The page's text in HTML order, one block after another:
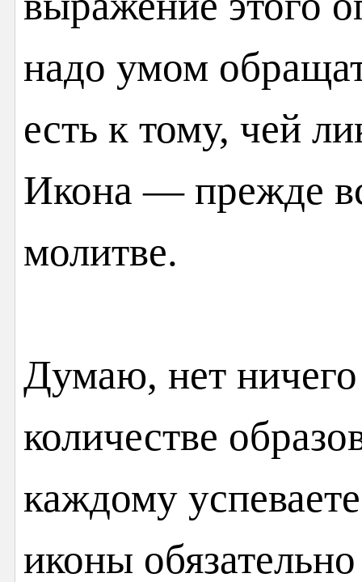
надо умом
есть к тому, чей
Икона — прежде
молитве.
Думаю, нет
количестве
каждому
иконы